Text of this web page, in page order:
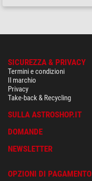
SICUREZZA & PRIVACY
Termini e condizioni
Il marchio
Privacy
Take-back & Recycling
SULLA ASTROSHOP.IT
DOMANDE
NEWSLETTER
OPZIONI DI PAGAMENTO